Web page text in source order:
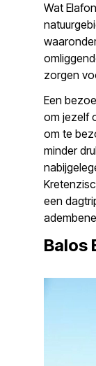
Wat
zorgen
Een
om jezelf
om te
minder
een
Balos